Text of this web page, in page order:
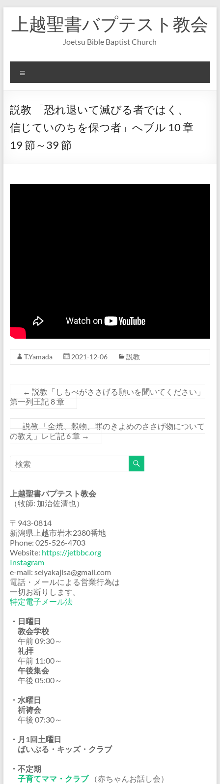
へ
上越聖書バプテスト教会
Joetsu Bible Baptist Church
ニ
ー
説教 「恐れ退いて滅びる者ではく、
信じていのちを保つ者」へブル 10 章
19 節～39 節
T.Yamada 2021-12-06 説教
← 説教「しもべがささげる願いを聞いてください」
第一列王記 8 章
説教 「全焼、穀物、罪のきよめのささげ物について
の教え」レビ記 6 章 →
上越聖書バプテスト教会
（牧師: 加治佐清也）
〒943-0814
新潟県上越市岩木2380番地
Phone: 025-526-4703
Website: https://jetbbc.org
Instagram
e-mail: seiyakajisa@gmail.com
電話・メールによる営業行為は
一切お断りします。
特定電子メール法
・日曜日
教会学校
午前 09:30～
礼拝
午前 11:00～
午後集会
午後 05:00～
・水曜日
祈祷会
午後 07:30～
・月1回土曜日
ばいぶる・キッズ・クラブ
・不定期
子育てママ・クラブ（赤ちゃんお話し会）